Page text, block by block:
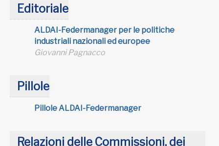
Editoriale
ALDAI-Federmanager per le politiche
industriali nazionali ed europee
Giovanni Pagnacco
Pillole
Pillole ALDAI-Federmanager
Relazioni delle Commissioni, dei